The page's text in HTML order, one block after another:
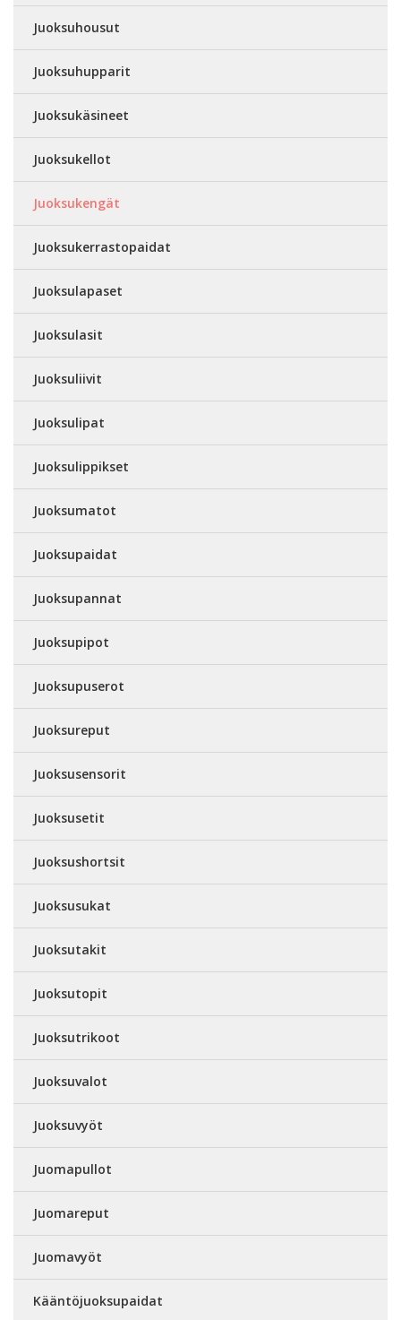
Juoksuhousut
Juoksuhupparit
Juoksukäsineet
Juoksukellot
Juoksukengät
Juoksukerrastopaidat
Juoksulapaset
Juoksulasit
Juoksuliivit
Juoksulipat
Juoksulippikset
Juoksumatot
Juoksupaidat
Juoksupannat
Juoksupipot
Juoksupuserot
Juoksureput
Juoksusensorit
Juoksusetit
Juoksushortsit
Juoksusukat
Juoksutakit
Juoksutopit
Juoksutrikoot
Juoksuvalot
Juoksuvyöt
Juomapullot
Juomareput
Juomavyöt
Kääntöjuoksupaidat